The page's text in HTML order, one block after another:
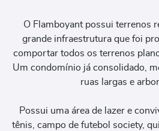
O Flamboyant possui terrenos
grande infraestrutura que foi
comportar todos os terrenos
Um condomínio já consolidado,
ruas largas e
Possui uma área de lazer e
tênis, campo de futebol society,